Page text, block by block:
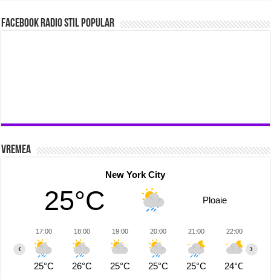
Facebook Radio Stil Popular
Vremea
New York City
25°C Ploaie
17:00
25°C
18:00
26°C
19:00
25°C
20:00
25°C
21:00
25°C
22:00
24°C
‹ ›